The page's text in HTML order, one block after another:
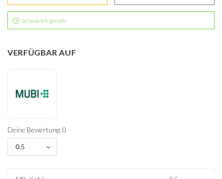
Schaue ich gerade
VERFÜGBAR AUF
Deine Bewertung: 0
0.5